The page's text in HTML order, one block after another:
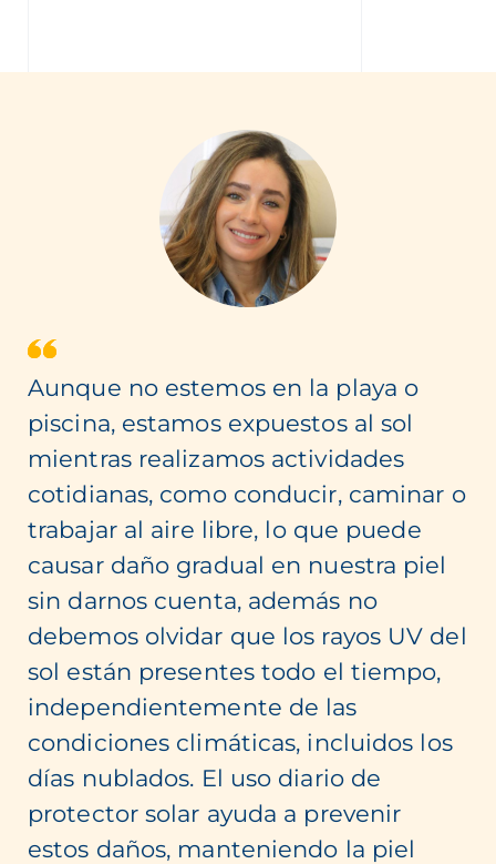
Aunque no estemos en la playa o
piscina, estamos expuestos al sol
mientras realizamos actividades
cotidianas, como conducir, caminar o
trabajar al aire libre, lo que puede
causar daño gradual en nuestra piel
sin darnos cuenta, además no
debemos olvidar que los rayos UV del
sol están presentes todo el tiempo,
independientemente de las
condiciones climáticas, incluidos los
días nublados. El uso diario de
protector solar ayuda a prevenir
estos daños, manteniendo la piel